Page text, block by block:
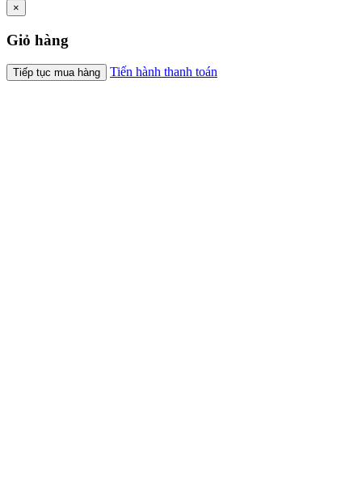
×
Giỏ hàng
Tiếp tục mua hàng Tiến hành thanh toán